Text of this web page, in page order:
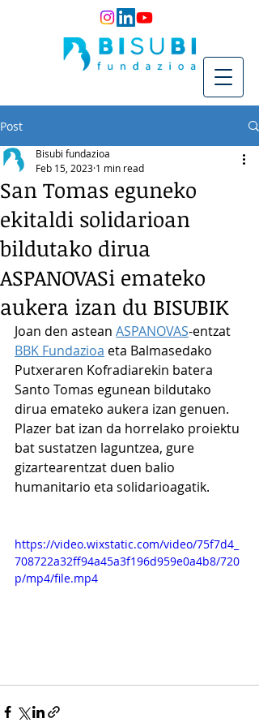
Post
San Tomas eguneko
ekitaldi solidarioan
bildutako dirua
ASPANOVASi emateko
aukera izan du BISUBIK
Bisubi fundazioa
Feb 15, 2023 1 min read
Joan den astean ASPANOVAS-entzat
BBK Fundazioa eta Balmasedako
Putxeraren Kofradiarekin batera
Santo Tomas egunean bildutako
dirua emateko aukera izan genuen.
Plazer bat izan da horrelako proiektu
bat sustatzen laguntzea, gure
gizartearentzat duen balio
humanitario eta solidarioagatik.
https://video.wixstatic.com/video/75f7d4_
708722a32ff94a45a3f196d959e0a4b8/720
p/mp4/file.mp4